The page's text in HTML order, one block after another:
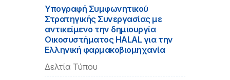
Υπογραφή Συμφωνητικού
Στρατηγικής Συνεργασίας με
αντικείμενο την δημιουργία
Οικοσυστήματος HALAL για την
Ελληνική φαρμακοβιομηχανία
Δελτία Τύπου